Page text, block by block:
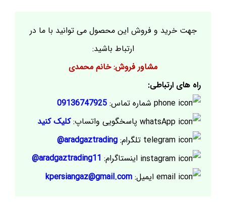
جهت خرید و فروش این محصول می توانید با ما در
ارتباط باشید:
مشاور فروش: خانم محمدی
راه های ارتباطی:
شماره تماس: 09136747925
پاسخگویی واتساپ:کلیک کنید
تلگرام: aradgaztrading@
اینستاگرام: aradgaztrading11@
ایمیل: kpersiangaz@gmail.com